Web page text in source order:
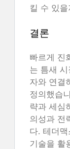
킬 수 있
결론
빠르게 진
는 틈새
자와 연결
정의했습
략과 세심
의성과 전
다. 테더
기술을 활